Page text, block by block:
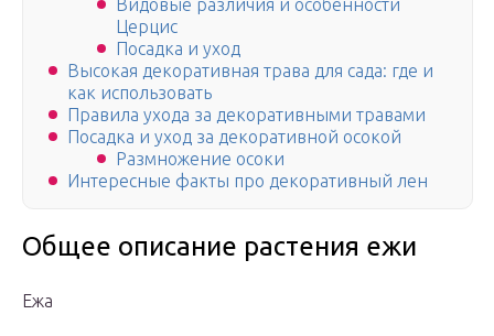
Видовые различия и особенности
Церцис
Посадка и уход
Высокая декоративная трава для сада: где и
как использовать
Правила ухода за декоративными травами
Посадка и уход за декоративной осокой
Размножение осоки
Интересные факты про декоративный лен
Общее описание растения ежи
Ежа